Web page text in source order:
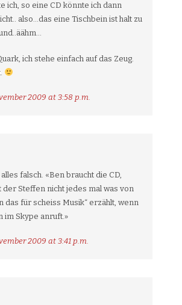
ich, so eine CD könnte ich dann
also…das eine Tischbein ist halt zu
ich stehe einfach auf das Zeug.
2009 at 3:58 p.m.
falsch. «Ben braucht die CD,
der Steffen nicht jedes mal was von
das für scheiss Musik“ erzählt, wenn
im Skype anruft.»
2009 at 3:41 p.m.